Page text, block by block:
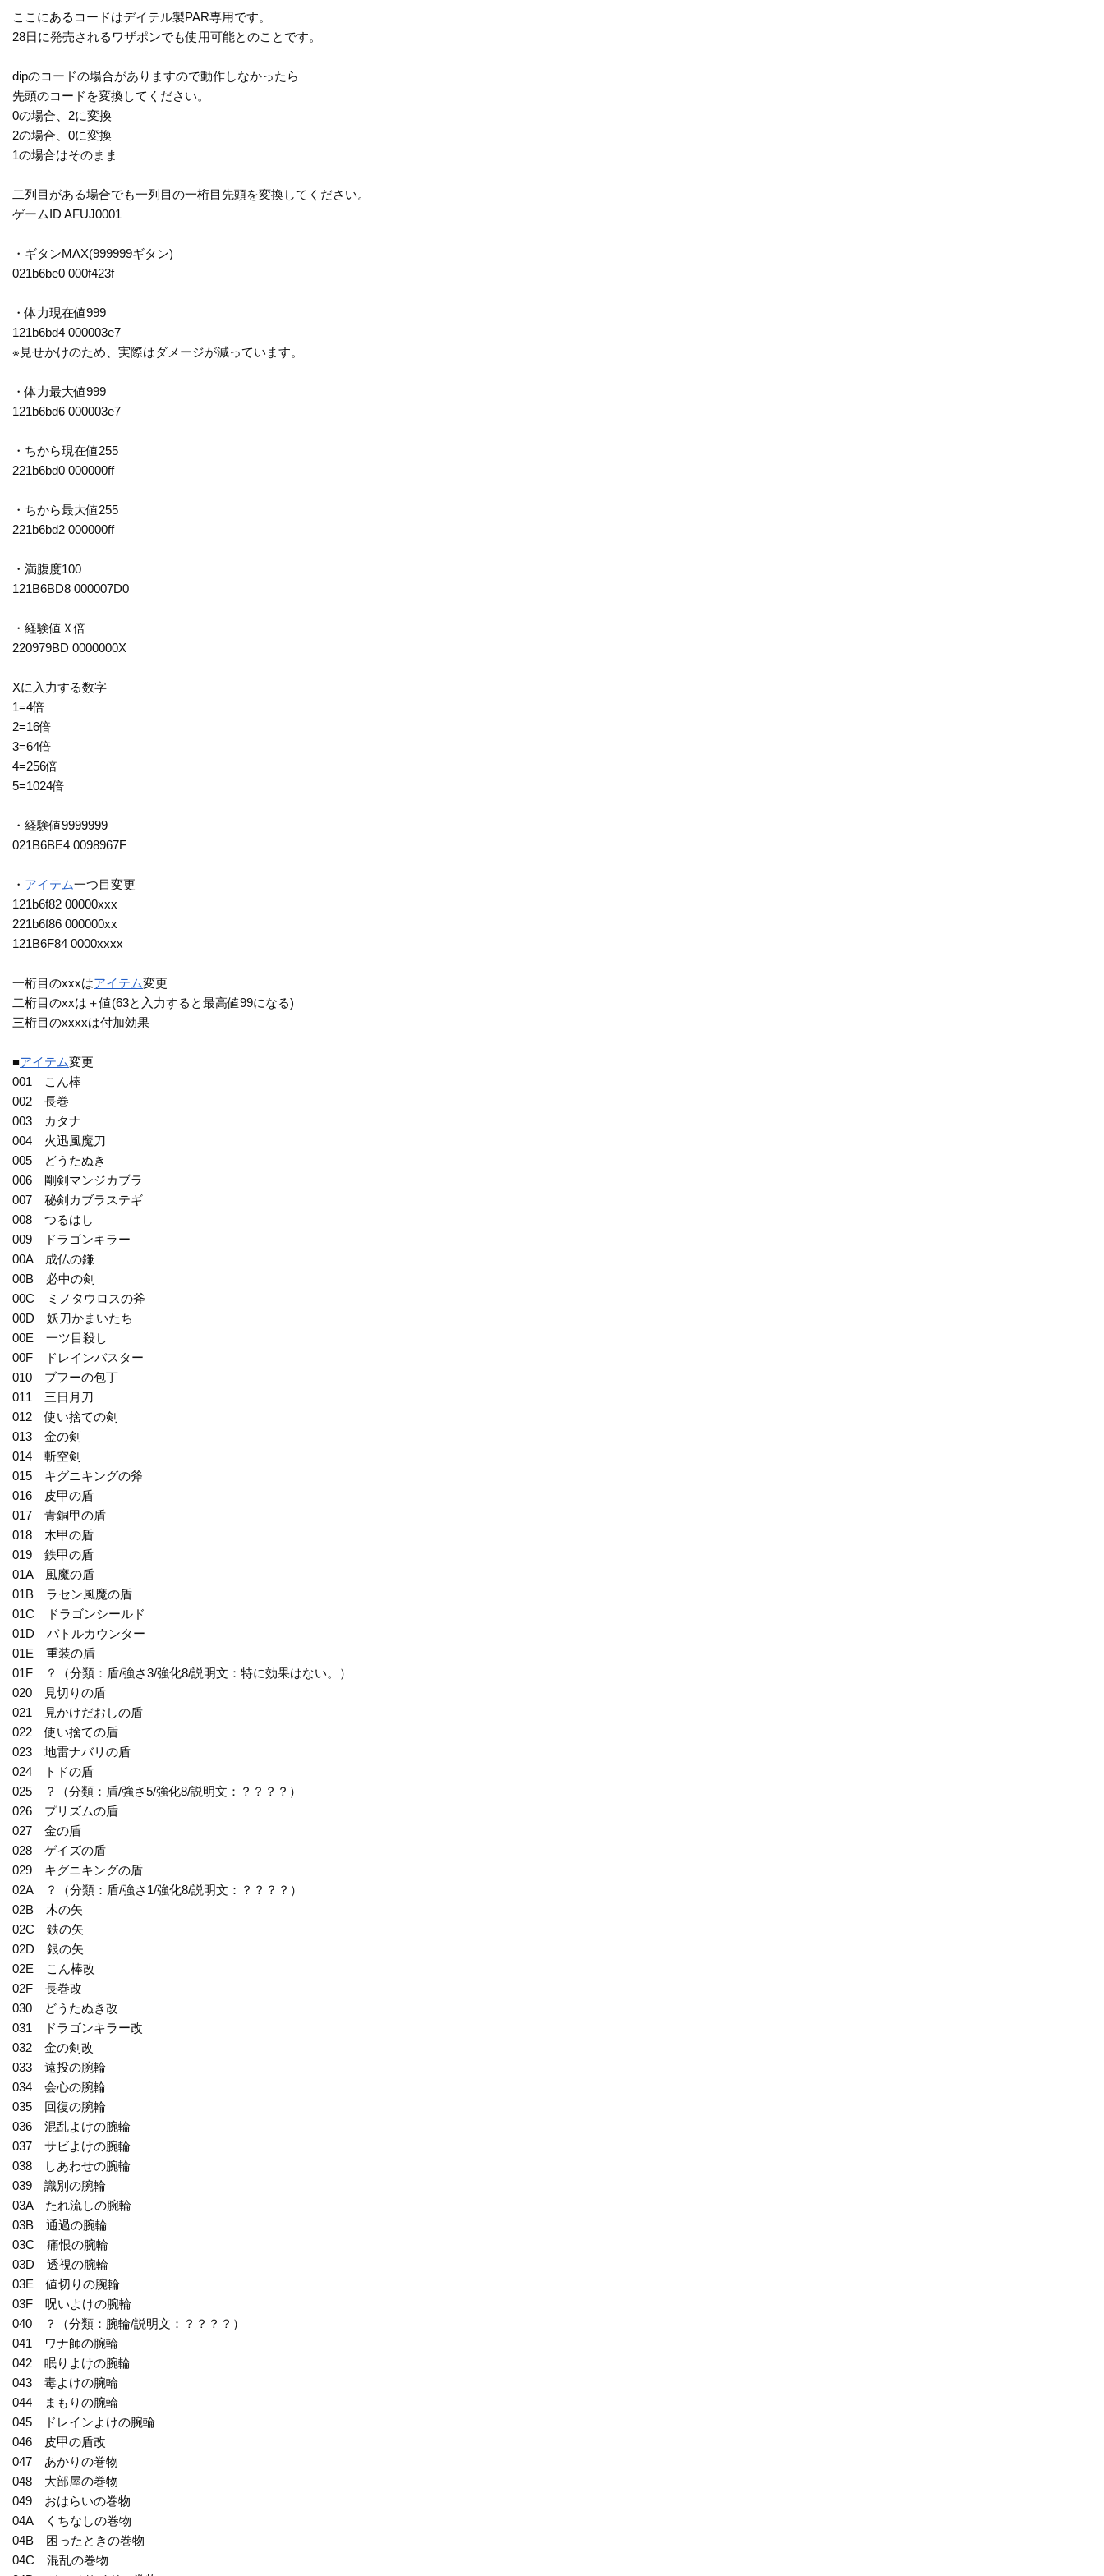
ここにあるコードはデイテル製PAR専用です。
28日に発売されるワザポンでも使用可能とのことです。
dipのコードの場合がありますので動作しなかったら
先頭のコードを変換してください。
0の場合、2に変換
2の場合、0に変換
1の場合はそのまま
二列目がある場合でも一列目の一桁目先頭を変換してください。
ゲームID AFUJ0001
・ギタンMAX(999999ギタン)
021b6be0 000f423f
・体力現在値999
121b6bd4 000003e7
※見せかけのため、実際はダメージが減っています。
・体力最大値999
121b6bd6 000003e7
・ちから現在値255
221b6bd0 000000ff
・ちから最大値255
221b6bd2 000000ff
・満腹度100
121B6BD8 000007D0
・経験値Ｘ倍
220979BD 0000000X
Xに入力する数字
1=4倍
2=16倍
3=64倍
4=256倍
5=1024倍
・経験値9999999
021B6BE4 0098967F
・ アイテム一つ目変更
121b6f82 00000xxx
221b6f86 000000xx
121B6F84 0000xxxx
一桁目のxxxはアイテム変更
二桁目のxxは＋値(63と入力すると最高値99になる)
三桁目のxxxxは付加効果
■アイテム変更
001 こん棒
002 長巻
003 カタナ
004 火迅風魔刀
005 どうたぬき
006 剛剣マンジカブラ
007 秘剣カブラステギ
008 つるはし
009 ドラゴンキラー
00A 成仏の鎌
00B 必中の剣
00C ミノタウロスの斧
00D 妖刀かまいたち
00E 一ツ目殺し
00F ドレインバスター
010 ブフーの包丁
011 三日月刀
012 使い捨ての剣
013 金の剣
014 斬空剣
015 キグニキングの斧
016 皮甲の盾
017 青銅甲の盾
018 木甲の盾
019 鉄甲の盾
01A 風魔の盾
01B ラセン風魔の盾
01C ドラゴンシールド
01D バトルカウンター
01E 重装の盾
01F ？（分類：盾/強さ3/強化8/説明文：特に効果はない。）
020 見切りの盾
021 見かけだおしの盾
022 使い捨ての盾
023 地雷ナバリの盾
024 トドの盾
025 ？（分類：盾/強さ5/強化8/説明文：？？？？）
026 プリズムの盾
027 金の盾
028 ゲイズの盾
029 キグニキングの盾
02A ？（分類：盾/強さ1/強化8/説明文：？？？？）
02B 木の矢
02C 鉄の矢
02D 銀の矢
02E こん棒改
02F 長巻改
030 どうたぬき改
031 ドラゴンキラー改
032 金の剣改
033 遠投の腕輪
034 会心の腕輪
035 回復の腕輪
036 混乱よけの腕輪
037 サビよけの腕輪
038 しあわせの腕輪
039 識別の腕輪
03A たれ流しの腕輪
03B 通過の腕輪
03C 痛恨の腕輪
03D 透視の腕輪
03E 値切りの腕輪
03F 呪いよけの腕輪
040 ？（分類：腕輪/説明文：？？？？）
041 ワナ師の腕輪
042 眠りよけの腕輪
043 毒よけの腕輪
044 まもりの腕輪
045 ドレインよけの腕輪
046 皮甲の盾改
047 あかりの巻物
048 大部屋の巻物
049 おはらいの巻物
04A くちなしの巻物
04B 困ったときの巻物
04C 混乱の巻物